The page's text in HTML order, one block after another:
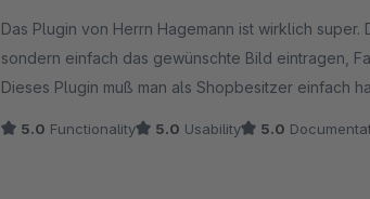
Das Plugin von Herrn Hagemann ist wirklich
sondern einfach das gewünschte Bild eintragen,
Dieses Plugin muß man als Shopbesitzer einfach
5.0 Functionality 5.0 Usability 5.0